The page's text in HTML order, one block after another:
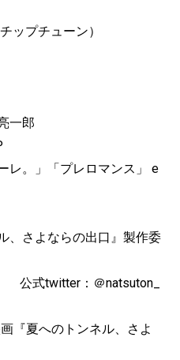
ップチューン）
一郎
レ。」「プレロマンス」 e
、さよならの出口』製作委
公式twitter：＠natsuton_
『夏へのトンネル、さよ